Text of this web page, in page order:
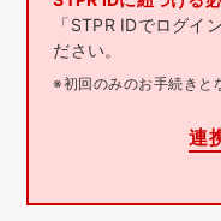
「STPR IDでログイ
ださい。
※初回のみのお手続きと
連